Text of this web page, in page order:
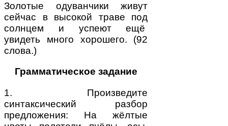
Золотые одуванчики живут
сейчас в высокой траве под
солнцем и успеют ещё
увидеть много хорошего. (92
слова.)
Грамматическое задание
1. Произведите
синтаксический разбор
предложения: На жёлтые